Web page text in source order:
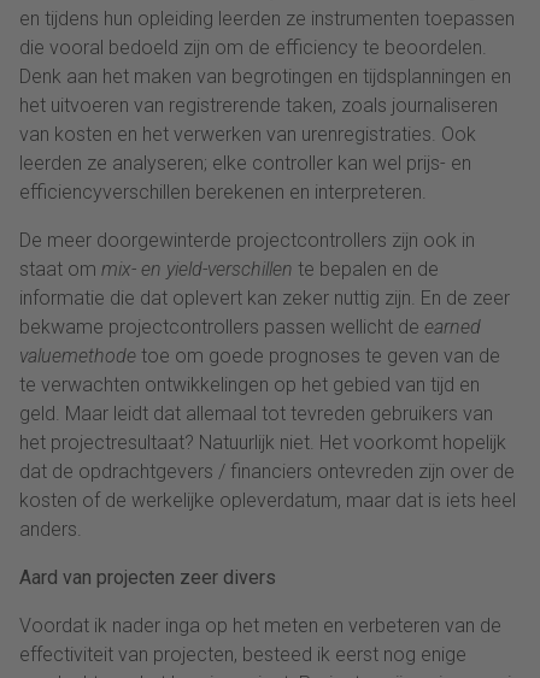
en tijdens hun opleiding leerden ze instrumenten toepassen
die vooral bedoeld zijn om de efficiency te beoordelen.
Denk aan het maken van begrotingen en tijdsplanningen en
het uitvoeren van registrerende taken, zoals journaliseren
van kosten en het verwerken van urenregistraties. Ook
leerden ze analyseren; elke controller kan wel prijs- en
efficiencyverschillen berekenen en interpreteren.
De meer doorgewinterde projectcontrollers zijn ook in
staat om mix- en yield-verschillen te bepalen en de
informatie die dat oplevert kan zeker nuttig zijn. En de zeer
bekwame projectcontrollers passen wellicht de earned
valuemethode toe om goede prognoses te geven van de
te verwachten ontwikkelingen op het gebied van tijd en
geld. Maar leidt dat allemaal tot tevreden gebruikers van
het projectresultaat? Natuurlijk niet. Het voorkomt hopelijk
dat de opdrachtgevers / financiers ontevreden zijn over de
kosten of de werkelijke opleverdatum, maar dat is iets heel
anders.
Aard van projecten zeer divers
Voordat ik nader inga op het meten en verbeteren van de
effectiviteit van projecten, besteed ik eerst nog enige